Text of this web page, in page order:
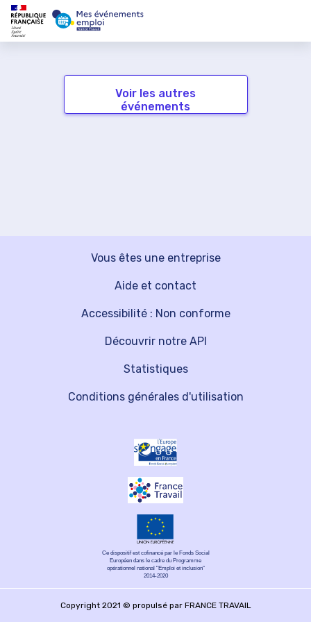
Voir les autres
événements
Vous êtes une entreprise
Découvrir notre API
Aide et contact
Statistiques
Accessibilité : Non conforme
Conditions générales d'utilisation
Ce dispositif est cofinancé par le Fonds Social
Européen dans le cadre du Programme
opérationnel national "Emploi et inclusion"
2014-2020
Copyright 2021 © propulsé par FRANCE TRAVAIL